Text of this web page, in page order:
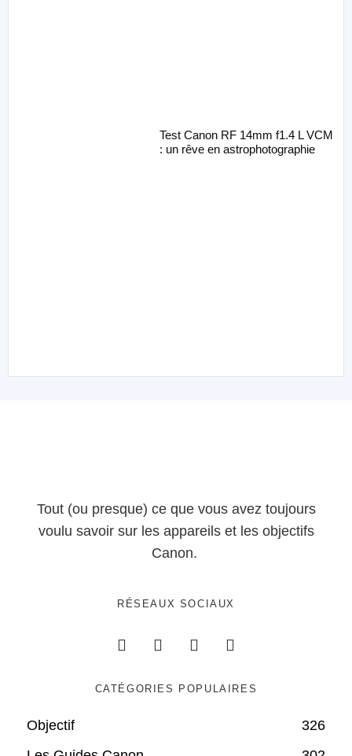
Test Canon RF 14mm f1.4 L VCM
: un rêve en astrophotographie
Tout (ou presque) ce que vous avez toujours
voulu savoir sur les appareils et les objectifs
Canon.
RÉSEAUX SOCIAUX
CATÉGORIES POPULAIRES
Objectif
326